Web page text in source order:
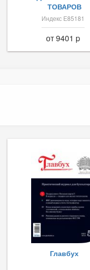
ТОВАРОВ
Индекс Е85181
от 9401 p
Главбух